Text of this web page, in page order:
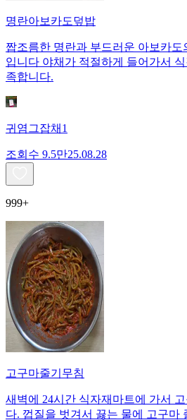
명란아보카도덮밥
짭조름한 명란과 부드러운 아보카도
입니다 야채가 적절하게 들어가서
족합니다.
귀염그잡채1
조회수 9.5만25.08.28
999+
고구마줄기무침
새벽에 24시간 식자재마트에 가서
다. 껍질을 벗겨서 끓는 물에 고구마